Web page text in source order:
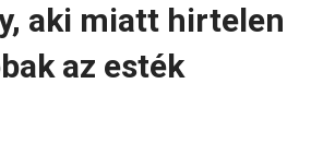
aki miatt hirtelen
az esték